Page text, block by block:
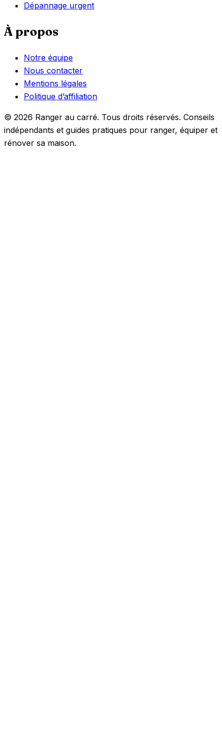
Dépannage urgent
À propos
Notre équipe
Nous contacter
Mentions légales
Politique d’affiliation
© 2026 Ranger au carré. Tous droits réservés. Conseils
indépendants et guides pratiques pour ranger, équiper et
rénover sa maison.